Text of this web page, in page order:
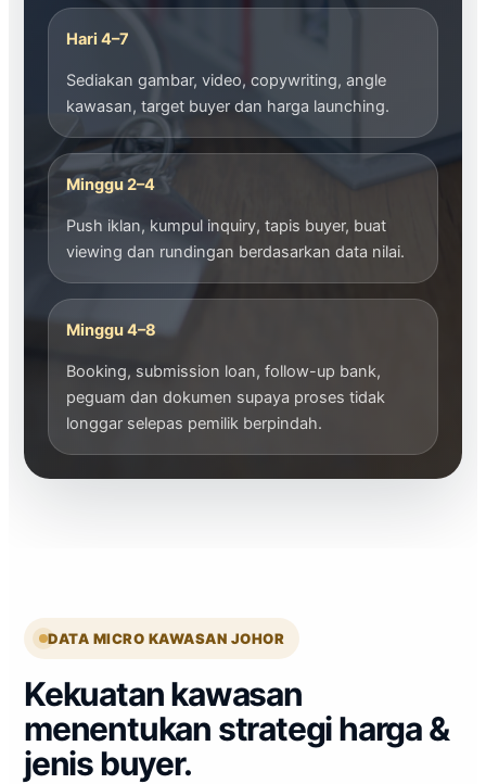
Hari 4–7
Sediakan gambar, video, copywriting, angle
kawasan, target buyer dan harga launching.
Minggu 2–4
Push iklan, kumpul inquiry, tapis buyer, buat
viewing dan rundingan berdasarkan data nilai.
Minggu 4–8
Booking, submission loan, follow-up bank,
peguam dan dokumen supaya proses tidak
longgar selepas pemilik berpindah.
DATA MICRO KAWASAN JOHOR
Kekuatan kawasan
menentukan strategi harga &
jenis buyer.